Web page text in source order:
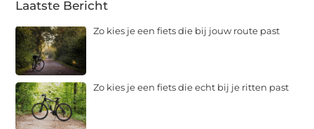
Laatste Bericht
Zo kies je een fiets die bij jouw route past
Zo kies je een fiets die echt bij je ritten past